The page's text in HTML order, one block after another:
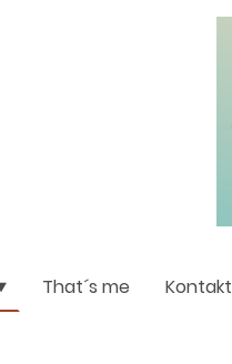
That´s me
Kontakt